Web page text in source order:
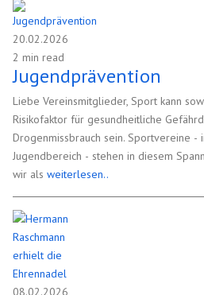
20.02.2026
2 min read
Jugendprävention
Liebe Vereinsmitglieder, Sport kann
Risikofaktor für gesundheitliche
Drogenmissbrauch sein. Sportvereine -
Jugendbereich - stehen in diesem
wir alsweiterlesen..
08.02.2026